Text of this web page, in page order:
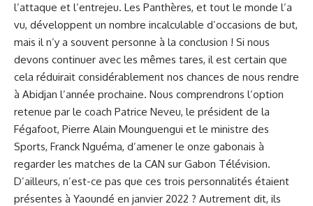
l’attaque et l’entrejeu. Les Panthères, et tout le monde l’a
vu, développent un nombre incalculable d’occasions de but,
mais il n’y a souvent personne à la conclusion ! Si nous
devons continuer avec les mêmes tares, il est certain que
cela réduirait considérablement nos chances de nous rendre
à Abidjan l’année prochaine. Nous comprendrons l’option
retenue par le coach Patrice Neveu, le président de la
Fégafoot, Pierre Alain Mounguengui et le ministre des
Sports, Franck Nguéma, d’amener le onze gabonais à
regarder les matches de la CAN sur Gabon Télévision.
D’ailleurs, n’est-ce pas que ces trois personnalités étaient
présentes à Yaoundé en janvier 2022 ? Autrement dit, ils